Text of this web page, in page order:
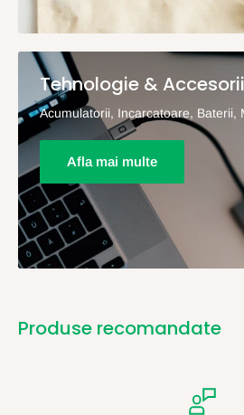
Tehnologie & Accesorii
Acumulatorii, Incarcatoare, Baterii,
Afla mai multe
Produse recomandate